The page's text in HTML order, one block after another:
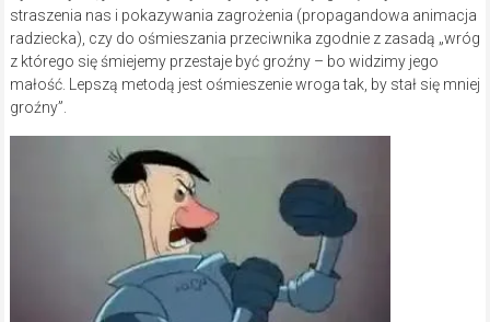
straszenia nas i pokazywania zagrożenia (propagandowa animacja
radziecka), czy do ośmieszania przeciwnika zgodnie z zasadą „wróg
z którego się śmiejemy przestaje być groźny – bo widzimy jego
małość. Lepszą metodą jest ośmieszenie wroga tak, by stał się mniej
groźny”.